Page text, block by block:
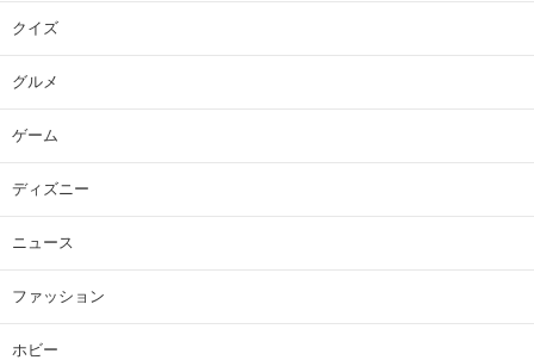
クイズ
グルメ
ゲーム
ディズニー
ニュース
ファッション
ホビー